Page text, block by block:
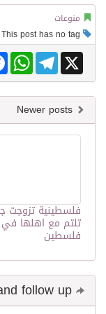
منوعات
Telegram X
فلسطينية تزوجت
تلتم مع اهلها في
فلسطين